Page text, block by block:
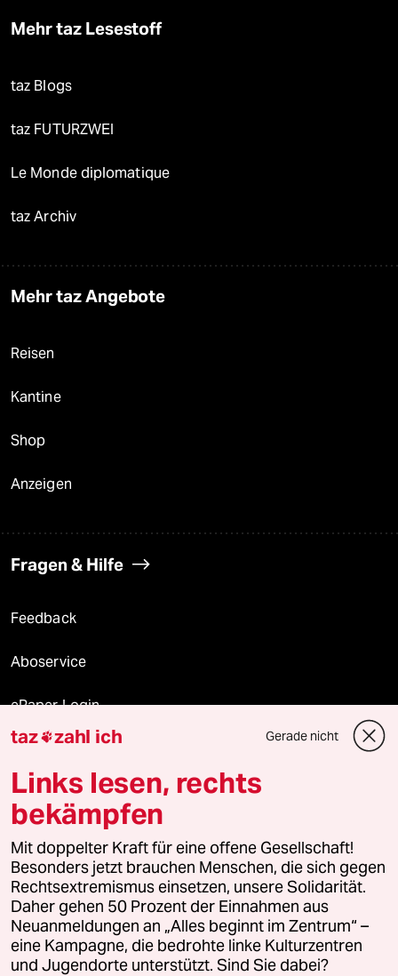
Mehr taz Lesestoff
taz Blogs
taz FUTURZWEI
Le Monde diplomatique
taz Archiv
Mehr taz Angebote
Reisen
Kantine
Shop
Anzeigen
Fragen & Hilfe
Feedback
Aboservice
ePaper Login
Downloads für Abonnierende
© 2026 taz Verlags und Vertriebs GmbH
Alle Rechte vorbehalten. Bei rechtlichen Fragen oder für Genehmigungen
wenden Sie sich bitte an
lizenzen@taz.de
Feedback Redaktionsstatut Kommune-Richtlinien
Leitlinie Informant Datenschutz Impressum AGB
taz zahl ich Gerade nicht
Links lesen, rechts
bekämpfen
Mit doppelter Kraft für eine offene Gesellschaft!
Besonders jetzt brauchen Menschen, die sich gegen
Rechtsextremismus einsetzen, unsere Solidarität.
Daher gehen 50 Prozent der Einnahmen aus
Neuanmeldungen an „Alles beginnt im Zentrum“ –
eine Kampagne, die bedrohte linke Kulturzentren
und Jugendorte unterstützt. Sind Sie dabei?